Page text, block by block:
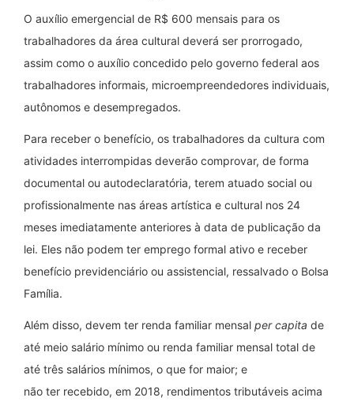
O auxílio emergencial de R$ 600 mensais para os
trabalhadores da área cultural deverá ser prorrogado,
assim como o auxílio concedido pelo governo federal aos
trabalhadores informais, microempreendedores individuais,
autônomos e desempregados.
Para receber o benefício, os trabalhadores da cultura com
atividades interrompidas deverão comprovar, de forma
documental ou autodeclaratória, terem atuado social ou
profissionalmente nas áreas artística e cultural nos 24
meses imediatamente anteriores à data de publicação da
lei. Eles não podem ter emprego formal ativo e receber
benefício previdenciário ou assistencial, ressalvado o Bolsa
Família.
Além disso, devem ter renda familiar mensal per capita de
até meio salário mínimo ou renda familiar mensal total de
até três salários mínimos, o que for maior; e
não ter recebido, em 2018, rendimentos tributáveis acima